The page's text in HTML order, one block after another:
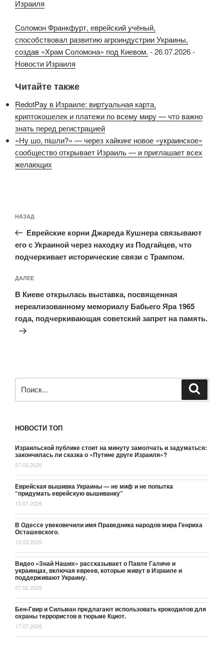
Израиля
Соломон Франкфурт, еврейский учёный,
способствовал развитию агроиндустрии Украины,
создав «Храм Соломона» под Киевом. -26.07.2026-
Новости Израиля
Читайте также
RedotPay в Израиле: виртуальная карта,
криптокошелек и платежи по всему миру — что важно
знать перед регистрацией
«Ну шо, пішли?» — через хайкинг новое «украинское»
сообщество открывает Израиль — и приглашает всех
желающих
по
записям
Предыдущая
запись:
НАЗАД
Еврейские корни Джареда Кушнера связывают
его с Украиной через находку из Подгайцев, что
подчеркивает исторические связи с Трампом.
Следующая
запись
ДАЛЕЕ
В Киеве открылась выставка, посвященная
нереализованному мемориалу Бабьего Яра 1965
года, подчеркивающая советский запрет на память.
НОВОСТИ ТОП
Израильской публике стоит на минуту замолчать и задуматься:
закончилась ли сказка о «Путине друге Израиля»?
27.03.2026
Еврейская вышивка Украины — не миф и не попытка
“придумать еврейскую вышиванку”
13.07.2026
В Одессе увековечили имя Праведника народов мира Генриха
Осташевского.
13.03.2026
Видео «Знай Наших» рассказывает о Павле Галиче и
украинцах, включая евреев, которые живут в Израиле и
поддерживают Украину.
27.02.2026
Бен-Гвир и Сильман предлагают использовать крокодилов для
охраны террористов в тюрьме Кциот.
17.07.2026